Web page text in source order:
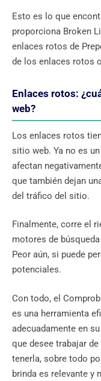
Esto es lo que
proporciona Broken
enlaces rotos de
de los enlaces rotos
Enlaces rotos:
web?
Los enlaces rotos
sitio web. Ya no es
afectan
que también dejan
del tráfico del sitio.
Finalmente, corre el
motores de
Peor aún, si puede
potenciales.
Con todo, el
es una herramienta
adecuadamente en
que desee trabajar
tenerla, sobre todo
brinda es relevante y